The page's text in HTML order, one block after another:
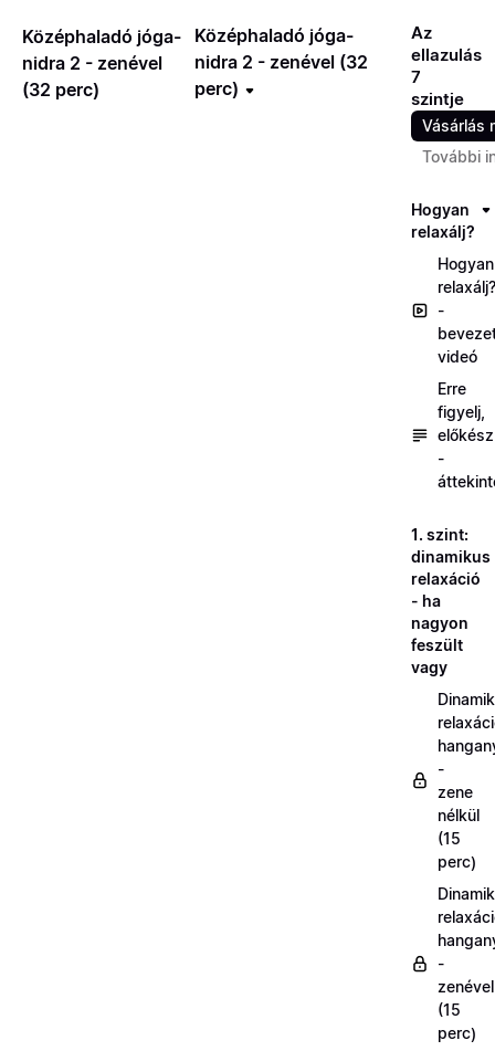
Középhaladó jóga-
nidra 2 - zenével
(32 perc)
Középhaladó jóga-
nidra 2 - zenével (32
perc)
Az
ellazulás
7
szintje
Vásárlás
További
Hogyan
relaxálj?
Hogyan
relaxálj?
-
videó
Erre
figyelj,
-
1. szint:
dinamikus
relaxáció
- ha
nagyon
feszült
vagy
-
zene
nélkül
(15
perc)
-
zenével
(15
perc)